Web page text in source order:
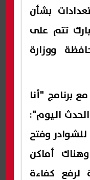
بشأن
تتم على
ووزارة
برنامج "أنا
اليوم":
وفتح
وهناك أماكن
لرفع كفاءة